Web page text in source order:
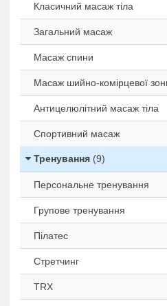
Класичний масаж тіла
Загальний масаж
Масаж спини
Масаж шийно-комірцевої
Антицелюлітний масаж тіла
Спортивний масаж
Тренування (9)
Персональне тренування
Групове тренування
Пілатес
Стретчинг
TRX